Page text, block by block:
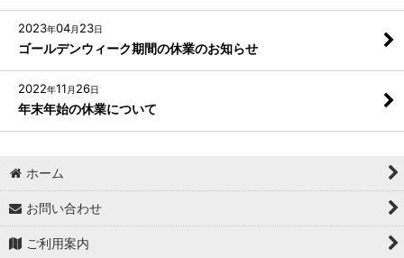
2023年04月 23日
ゴールデンウィーク期間の休業のお知らせ
2022年11 月 26日
年末年始の休業について
ホーム
お問い合わせ
ご利用案内